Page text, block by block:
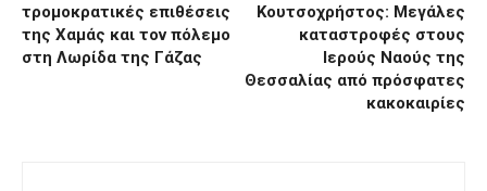
τρομοκρατικές επιθέσεις
της Χαμάς και τον πόλεμο
στη Λωρίδα της Γάζας
Κουτσοχρήστος: Μεγάλες
καταστροφές στους
Ιερούς Ναούς της
Θεσσαλίας από πρόσφατες
κακοκαιρίες